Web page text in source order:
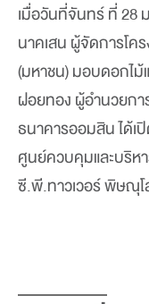
เมื่อวันที่จันทร์ ที่ 28
นาคเสน ผู้จัดการโค
(มหาชน) มอบดอกไ
ฝอยทอง ผู้อำนวยกา
ธนาคารออมสิน ได้เ
ศูนย์ควบคุมและบริห
ซี.พี.ทาวเวอร์ พิษณุ